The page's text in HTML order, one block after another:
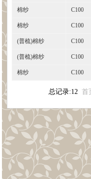
棉纱 C100
棉纱 C100
(普梳)棉纱 C100
(普梳)棉纱 C100
棉纱 C100
总记录:12 首